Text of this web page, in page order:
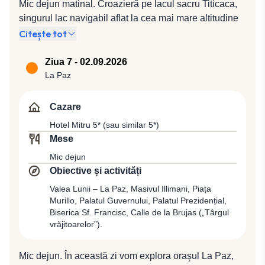
Mic dejun matinal. Croazieră pe lacul sacru Titicaca,
singurul lac navigabil aflat la cea mai mare altitudine
din lume, pentru a admira insulele plutitoare populate
locuitorilor lacului, cunoscuţi şi sub denumirea de
„tribul apei”, sunt în realitate insule artificiale,
care aceştia îşi confecţionează atât casele, cât şi
îndrepta către frontiera cu Bolivia şi, după îndeplinirea
formalităţilor de trecere a frontierei dintre Peru şi
Bolivia, ne vom continua traseul prin nemărginitele
întinderi ale platoului bolivian străjuit de vârfurile
maiestuoase ale Anzilor Cordilieri. Vom pleca în
continuarea zilei spre Copacabana, localitatea de la
care a fost „împrumutat” numele celei mai renumite
plaje din Rio de Janeiro, care în afara faptului că se
important centru de pelerinaj religios, unde se
Citește tot
Ziua 7 - 02.09.2026
La Paz
Cazare
Hotel Mitru 5* (sau similar 5*)
Mese
Mic dejun
Obiective și activități
Valea Lunii – La Paz, Masivul Illimani, Piața
Murillo, Palatul Guvernului, Palatul Prezidențial,
Biserica Sf. Francisc, Calle de la Brujas („Târgul
vrăjitoarelor”).
Mic dejun. În această zi vom explora oraşul La Paz,